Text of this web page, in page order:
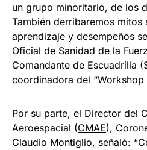
un grupo minoritario, de los
También derribaremos
aprendizaje y desempeños
Oficial de Sanidad de la
Comandante de Escuadrilla
coordinadora del “Workshop
Por su parte, el Director del
Aeroespacial (CMAE),
Claudio Montiglio, señaló: